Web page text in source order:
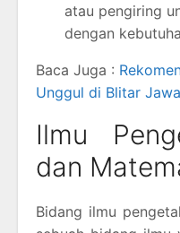
atau pengiring
dengan
Baca Juga :
Unggul di Blitar
Ilmu
dan
Bidang ilmu